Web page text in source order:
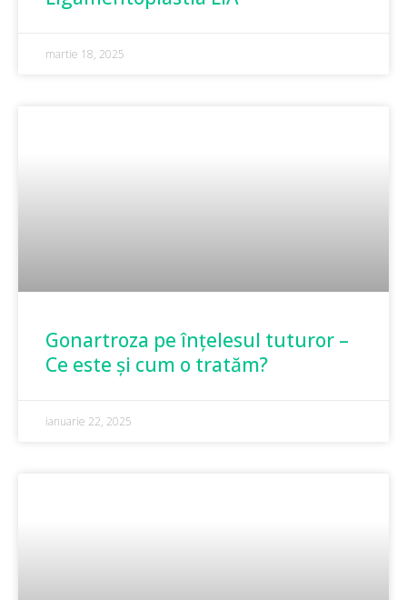
martie 18, 2025
Gonartroza pe înțelesul tuturor –
Ce este și cum o tratăm?
ianuarie 22, 2025